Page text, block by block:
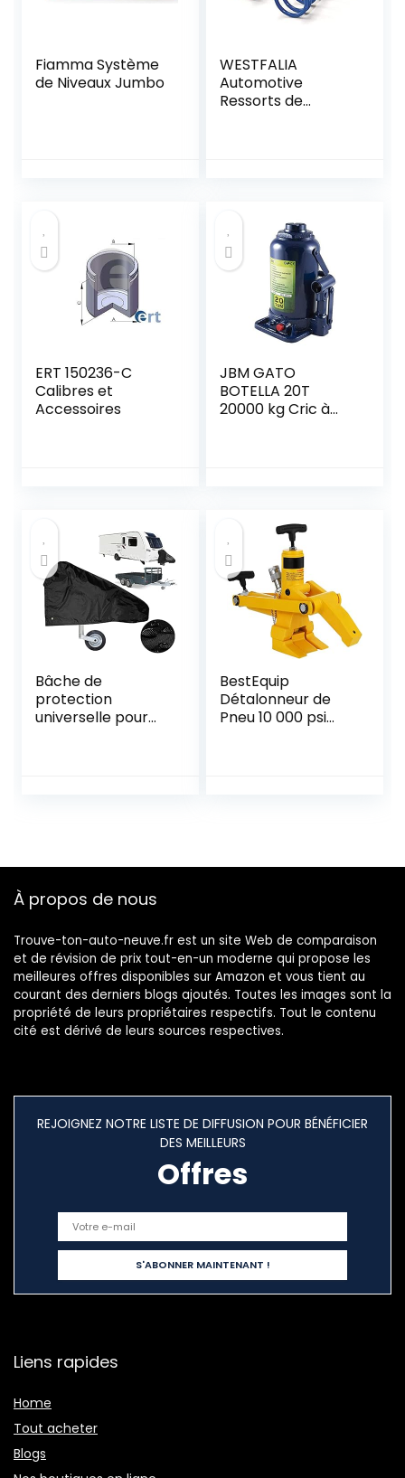
Fiamma Système
de Niveaux Jumbo
WESTFALIA
Automotive
Ressorts de
ERT 150236-C
Calibres et
Accessoires
JBM GATO
BOTELLA 20T
20000 kg Cric à
Bâche de
protection
universelle pour
BestEquip
Détalonneur de
Pneu 10 000 psi
Pneu)
À propos de nous
Trouve-ton-auto-neuve.fr est un site Web de comparaison
et de révision de prix tout-en-un moderne qui propose les
meilleures offres disponibles sur Amazon et vous tient au
courant des derniers blogs ajoutés. Toutes les images sont la
propriété de leurs propriétaires respectifs. Tout le contenu
cité est dérivé de leurs sources respectives.
REJOIGNEZ NOTRE LISTE DE DIFFUSION POUR BÉNÉFICIER
DES MEILLEURS
Offres
Liens rapides
Home
Tout acheter
Blogs